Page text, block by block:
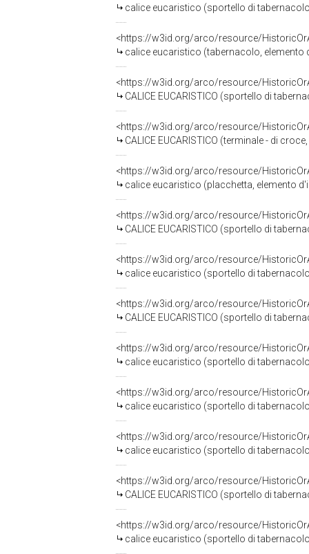
calice eucaristico (sportello di
<https://w3id.org/arco/resource/
calice eucaristico (tabernacolo, elemento
<https://w3id.org/arco/resource/
CALICE EUCARISTICO (sportello di
<https://w3id.org/arco/resource/
CALICE EUCARISTICO (terminale - di
<https://w3id.org/arco/resource/
calice eucaristico (placchetta, elemento
<https://w3id.org/arco/resource/
CALICE EUCARISTICO (sportello di
<https://w3id.org/arco/resource/
calice eucaristico (sportello di
<https://w3id.org/arco/resource/
CALICE EUCARISTICO (sportello di
<https://w3id.org/arco/resource/
calice eucaristico (sportello di
<https://w3id.org/arco/resource/
calice eucaristico (sportello di
<https://w3id.org/arco/resource/
calice eucaristico (sportello di
<https://w3id.org/arco/resource/
CALICE EUCARISTICO (sportello di
<https://w3id.org/arco/resource/
calice eucaristico (sportello di